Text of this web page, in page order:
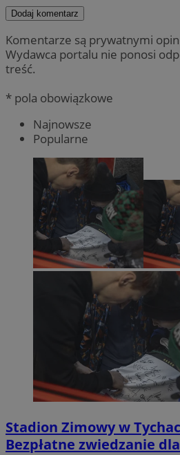
Dodaj komentarz
Komentarze są prywatnymi
Wydawca portalu nie ponosi
treść.
* pola obowiązkowe
Najnowsze
Popularne
Stadion Zimowy w
Bezpłatne zwiedzanie